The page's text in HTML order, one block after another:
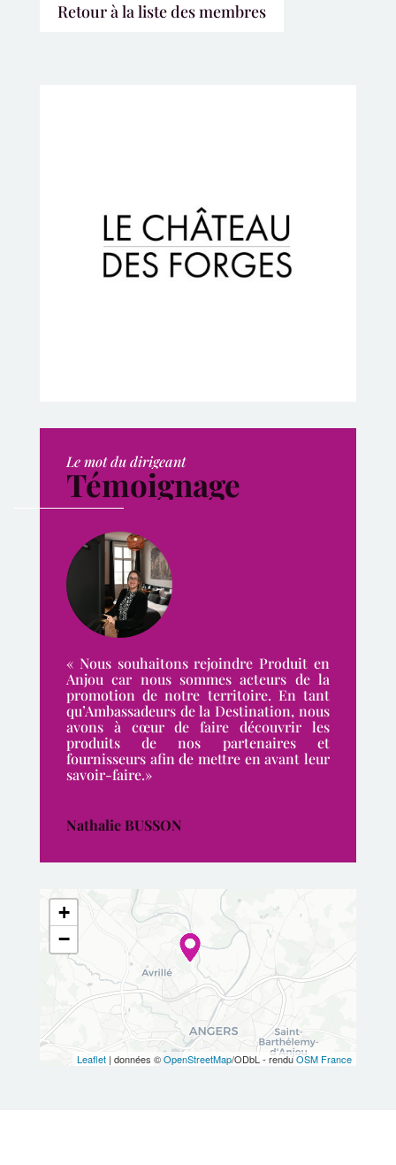
Retour à la liste des membres
Le mot du dirigeant
Témoignage
« Nous souhaitons rejoindre Produit en
Anjou car nous sommes acteurs de la
promotion de notre territoire. En tant
qu’Ambassadeurs de la Destination, nous
avons à cœur de faire découvrir les
produits de nos partenaires et
fournisseurs afin de mettre en avant leur
savoir-faire.»
Nathalie BUSSON
+
−
Leaflet | données ©OpenStreetMap/ODbL - renduOSM France